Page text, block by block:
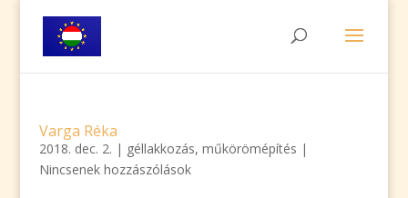
Varga Réka
2018. dec. 2. | géllakkozás, műkörömépítés |
Nincsenek hozzászólások